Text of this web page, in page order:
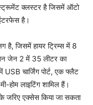
क्लस्टर है जिसमें ऑटो
है।
है, जिसमें हायर ट्रिम्स में 8
जेन 2 में 35 लीटर का
चार्जिंग पोर्ट, एक फ्लैट
होम लाइटिंग शामिल हैं।
एक्सेस किया जा सकता